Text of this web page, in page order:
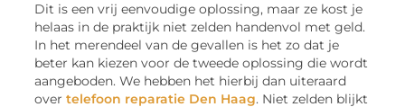
Dit is een vrij eenvoudige oplossing, maar ze kost je
helaas in de praktijk niet zelden handenvol met geld.
In het merendeel van de gevallen is het zo dat je
beter kan kiezen voor de tweede oplossing die wordt
aangeboden. We hebben het hierbij dan uiteraard
overtelefoon reparatie Den Haag. Niet zelden blijkt